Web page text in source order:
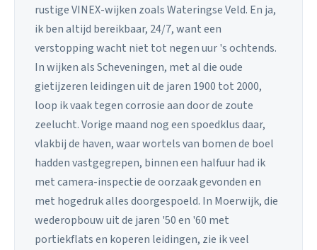
rustige VINEX-wijken zoals Wateringse Veld. En ja,
ik ben altijd bereikbaar, 24/7, want een
verstopping wacht niet tot negen uur 's ochtends.
In wijken als Scheveningen, met al die oude
gietijzeren leidingen uit de jaren 1900 tot 2000,
loop ik vaak tegen corrosie aan door de zoute
zeelucht. Vorige maand nog een spoedklus daar,
vlakbij de haven, waar wortels van bomen de boel
hadden vastgegrepen, binnen een halfuur had ik
met camera-inspectie de oorzaak gevonden en
met hogedruk alles doorgespoeld. In Moerwijk, die
wederopbouw uit de jaren '50 en '60 met
portiekflats en koperen leidingen, zie ik veel